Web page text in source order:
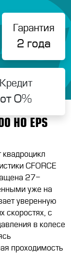
Гарантия
2 года
Кредит
от 0%
HO EPS
CFORCE
27-
уже на
уверенную
скоростях, с
в колесе
проходимость